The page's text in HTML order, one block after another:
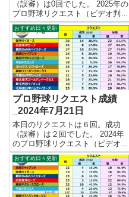
（誤審）は0回でした。 2025年の
プロ野球リクエスト（ビデオ判
定）成績を記録集計しています。
今シーズンのリクエスト成功率は
これで23.1%。リクエスト数338
回、成功78回、失敗260回となり
ました。 【リクエ...
おすすめ日々更新
プロ野球リクエスト成績
_2024年7月21日
本日のリクエストは６回。成功
（誤審）は２回でした。 2024年
のプロ野球リクエスト（ビデオ判
定）成績を記録集計しています。
今シーズンのリクエスト成功率は
これで23.9%。リクエスト数360
回、成功86回、失敗274回となり
ました。 【リク...
おすすめ日々更新